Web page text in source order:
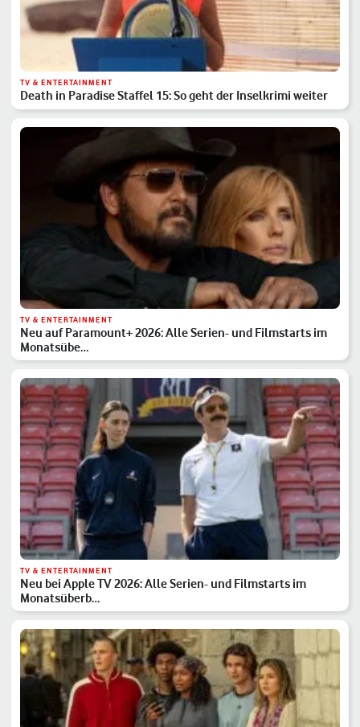
TV & ENTERTAINMENT
Death in Paradise Staffel 15: So geht der Inselkrimi weiter
TV & ENTERTAINMENT
Neu auf Paramount+ 2026: Alle Serien- und Filmstarts im
Monatsübe…
TV & ENTERTAINMENT
Neu bei Apple TV 2026: Alle Serien- und Filmstarts im
Monatsüberb…